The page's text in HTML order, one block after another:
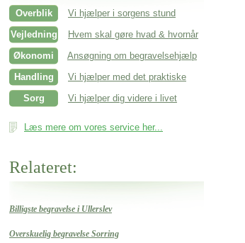
Overblik
Vi hjælper i sorgens stund
Vejledning
Hvem skal gøre hvad & hvornår
Økonomi
Ansøgning om begravelsehjælp
Handling
Vi hjælper med det praktiske
Sorg
Vi hjælper dig videre i livet
Læs mere om vores service her...
Relateret:
Billigste begravelse i Ullerslev
Overskuelig begravelse Sorring